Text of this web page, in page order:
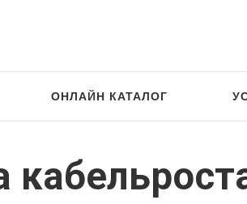
ОНЛАЙН КАТАЛОГ